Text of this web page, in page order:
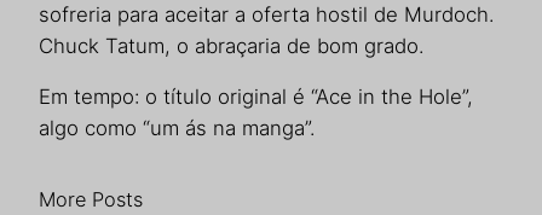
sofreria para aceitar a oferta hostil de Murdoch.
Chuck Tatum, o abraçaria de bom grado.
Em tempo: o título original é “Ace in the Hole”,
algo como “um ás na manga”.
More Posts